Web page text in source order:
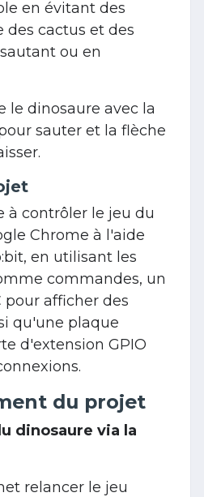
en évitant des
des cactus et des
ou en
le dinosaure avec la
sauter et la flèche
à contrôler le jeu du
Chrome à l'aide
en utilisant les
commandes, un
pour afficher des
qu'une plaque
d'extension GPIO
du projet
dinosaure via la
relancer le jeu